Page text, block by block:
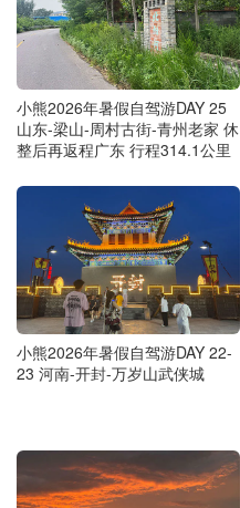
小熊2026年暑假自驾游DAY 25
山东-梁山-周村古街-青州老家 休
整后再返程广东 行程314.1公里
小熊2026年暑假自驾游DAY 22-
23 河南-开封-万岁山武侠城